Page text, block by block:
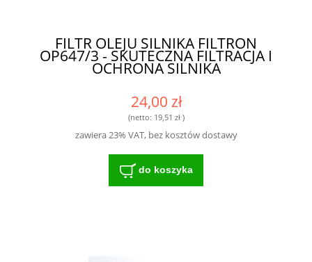
FILTR OLEJU SILNIKA FILTRON
OP647/3 - SKUTECZNA FILTRACJA I
OCHRONA SILNIKA
24,00 zł
(netto: 19,51 zł)
zawiera 23% VAT, bez kosztów dostawy
do koszyka